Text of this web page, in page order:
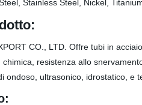
CO., LTD. Offre tubi in
resistenza allo
ondoso, ultrasonico, idrostatico, e